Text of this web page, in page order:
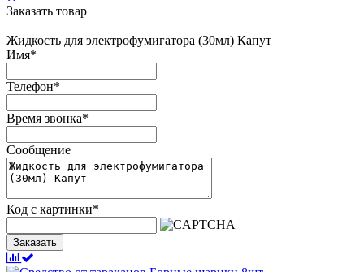
Заказать товар
Жидкость для электрофумигатора (30мл) Капут
Имя*
Телефон*
Время звонка*
Сообщение
Код с картинки*
Заказать